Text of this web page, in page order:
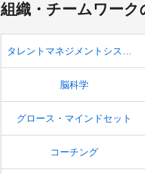
組織・チームワーク
脳科学
グロース・マインドセット
コーチング